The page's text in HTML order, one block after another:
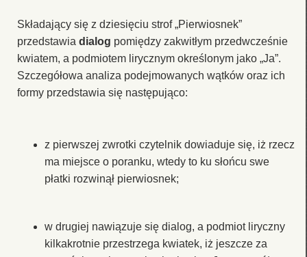
Składający się z dziesięciu strof „Pierwiosnek”
przedstawia dialog pomiędzy zakwitłym przedwcześnie
kwiatem, a podmiotem lirycznym określonym jako „Ja”.
Szczegółowa analiza podejmowanych wątków oraz ich
formy przedstawia się następująco:
z pierwszej zwrotki czytelnik dowiaduje się, iż rzecz
ma miejsce o poranku, wtedy to ku słońcu swe
płatki rozwinął pierwiosnek;
w drugiej nawiązuje się dialog, a podmiot liryczny
kilkakrotnie przestrzega kwiatek, iż jeszcze za